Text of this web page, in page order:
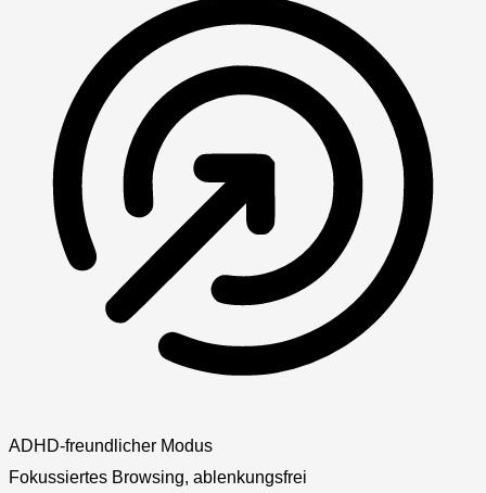
ADHD-freundlicher Modus
Fokussiertes Browsing, ablenkungsfrei